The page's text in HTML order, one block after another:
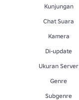
Kunjungan
Chat Suara
Kamera
Di-update
Ukuran Server
Genre
Subgenre